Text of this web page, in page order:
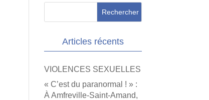
Articles récents
VIOLENCES SEXUELLES
« C’est du paranormal ! » :
À Amfreville-Saint-Amand,